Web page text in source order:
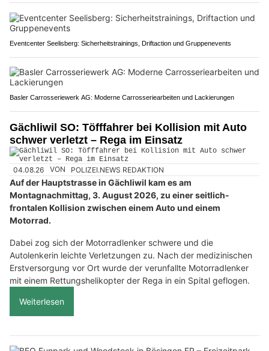
Eventcenter Seelisberg: Sicherheitstrainings, Driftaction und Gruppenevents
Basler Carrosseriewerk AG: Moderne Carrosseriearbeiten und Lackierungen
Gächliwil SO: Töfffahrer bei Kollision mit Auto
schwer verletzt – Rega im Einsatz
04.08.26 VON POLIZEI.NEWS REDAKTION
Auf der Hauptstrasse in Gächliwil kam es am
Montagnachmittag, 3. August 2026, zu einer seitlich-
frontalen Kollision zwischen einem Auto und einem
Motorrad.
Dabei zog sich der Motorradlenker schwere und die
Autolenkerin leichte Verletzungen zu. Nach der medizinischen
Erstversorgung vor Ort wurde der verunfallte Motorradlenker
mit einem Rettungshelikopter der Rega in ein Spital geflogen.
Weiterlesen